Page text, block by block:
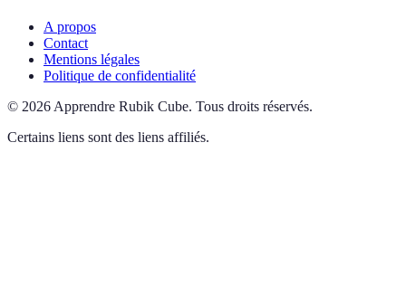
A propos
Contact
Mentions légales
Politique de confidentialité
© 2026 Apprendre Rubik Cube. Tous droits réservés.
Certains liens sont des liens affiliés.